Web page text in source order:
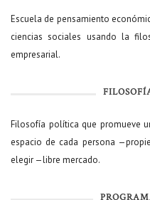
Escuela de pensamiento
ciencias sociales usando la
empresarial.
Filosofía política que promueve
espacio de cada persona
elegir —libre mercado.